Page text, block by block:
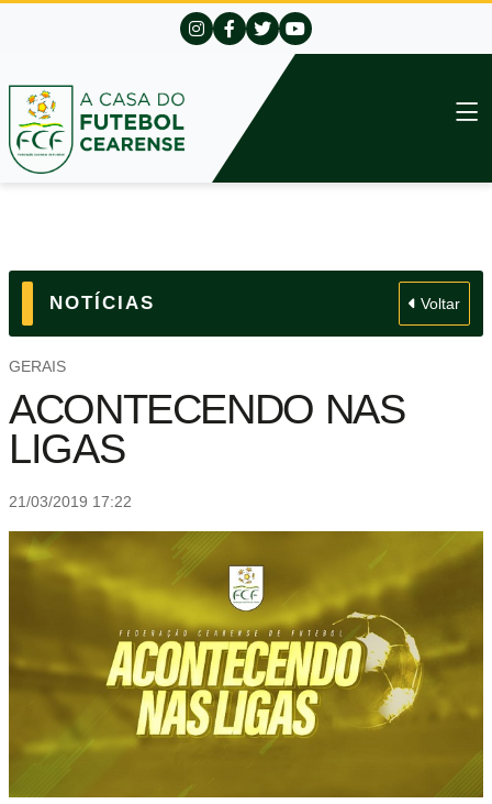
NOTÍCIAS Voltar
GERAIS
ACONTECENDO NAS
LIGAS
21/03/2019 17:22